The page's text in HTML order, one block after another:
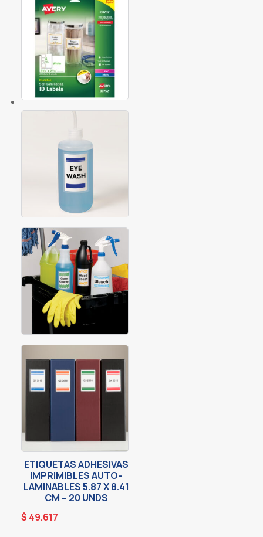
ETIQUETAS ADHESIVAS
IMPRIMIBLES AUTO-
LAMINABLES 5.87 X 8.41
CM – 20 UNDS
$ 49.617